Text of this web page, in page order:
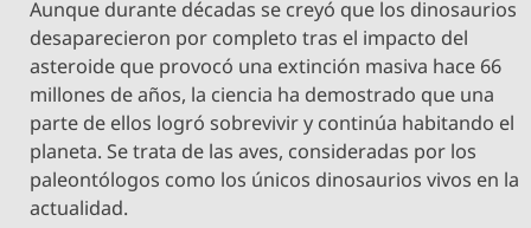
Aunque durante décadas se creyó que los dinosaurios
desaparecieron por completo tras el impacto del
asteroide que provocó una extinción masiva hace 66
millones de años, la ciencia ha demostrado que una
parte de ellos logró sobrevivir y continúa habitando el
planeta. Se trata de las aves, consideradas por los
paleontólogos como los únicos dinosaurios vivos en la
actualidad.